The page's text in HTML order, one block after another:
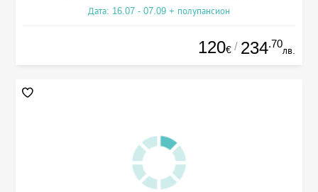
Дата: 16.07 - 07.09 + полупансион
120€ / 234.70
лв.